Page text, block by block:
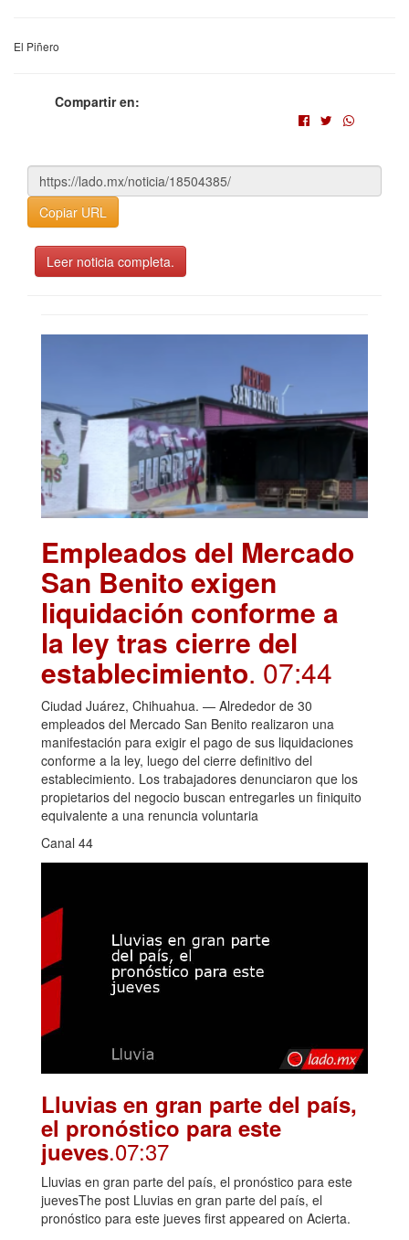
El Piñero
Compartir en:
Copiar URL
Leer noticia completa.
Empleados del Mercado
San Benito exigen
liquidación conforme a
la ley tras cierre del
establecimiento. 07:44
Ciudad Juárez, Chihuahua. — Alrededor de 30
empleados del Mercado San Benito realizaron una
manifestación para exigir el pago de sus liquidaciones
conforme a la ley, luego del cierre definitivo del
establecimiento. Los trabajadores denunciaron que los
propietarios del negocio buscan entregarles un finiquito
equivalente a una renuncia voluntaria
Canal 44
Lluvias en gran parte del país,
el pronóstico para este
jueves.07:37
Lluvias en gran parte del país, el pronóstico para este
juevesThe post Lluvias en gran parte del país, el
pronóstico para este jueves first appeared on Acierta.